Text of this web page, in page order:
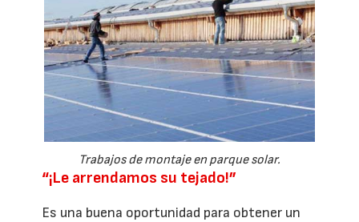
Trabajos de montaje en parque solar.
“¡Le arrendamos su tejado!”
Es una buena oportunidad para obtener un